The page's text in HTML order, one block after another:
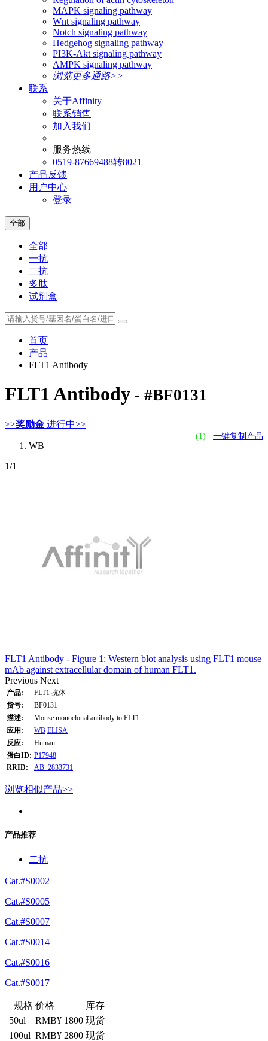
MAPK signaling pathway
Wnt signaling pathway
Notch signaling pathway
Hedgehog signaling pathway
PI3K-Akt signaling pathway
AMPK signaling pathway
浏览更多通路>>
联系
关于Affinity
联系销售
加入我们
服务热线
0519-87669488转8021
产品反馈
用户中心
登录
全部
全部
一抗
二抗
多肽
试剂盒
首页
产品
FLT1 Antibody
FLT1 Antibody - #BF0131
>>奖励金 进行中>>
(1) 一键复制产品
WB
1/1
FLT1 Antibody - Figure 1: Western blot analysis using FLT1 mouse
mAb against extracellular domain of human FLT1.
Previous Next
产品:
FLT1 抗体
货号:
BF0131
描述:
Mouse monoclonal antibody to FLT1
应用:
WB ELISA
反应:
Human
蛋白ID: P17948
RRID:
AB_2833731
浏览相似产品>>
产品推荐
二抗
Cat.#S0002
Cat.#S0005
Cat.#S0007
Cat.#S0014
Cat.#S0016
Cat.#S0017
规格 价格
库存
50ul
RMB¥ 1800 现货
100ul RMB¥ 2800 现货